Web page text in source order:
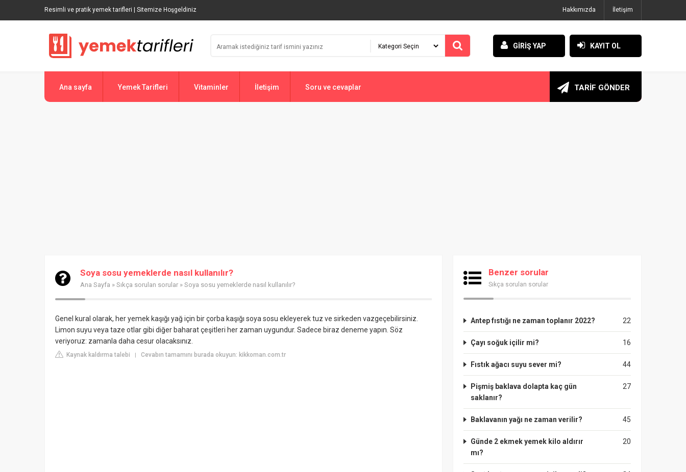
Resimli ve pratik yemek tarifleri | Sitemize Hoşgeldiniz Hakkımızda İletişim
GİRİŞ YAP KAYIT OL
Ana sayfa Yemek Tarifleri Vitaminler İletişim Soru ve cevaplar TARİF GÖNDER
Soya sosu yemeklerde nasıl kullanılır?
Ana Sayfa » Sıkça sorulan sorular » Soya sosu yemeklerde nasıl kullanılır?
Genel kural olarak, her yemek kaşığı yağ için bir çorba kaşığı soya sosu ekleyerek tuz ve sirkeden vazgeçebilirsiniz.
Limon suyu veya taze otlar gibi diğer baharat çeşitleri her zaman uygundur. Sadece biraz deneme yapın. Söz
veriyoruz: zamanla daha cesur olacaksınız.
Kaynak kaldırma talebi | Cevabın tamamını burada okuyun: kikkoman.com.tr
Benzer sorular
Sıkça sorulan sorular
22
Antep fıstığı ne zaman toplanır 2022?
16
Çayı soğuk içilir mi?
44
Fıstık ağacı suyu sever mi?
27
Pişmiş baklava dolapta kaç gün
saklanır?
45
Baklavanın yağı ne zaman verilir?
20
Günde 2 ekmek yemek kilo aldırır
mı?